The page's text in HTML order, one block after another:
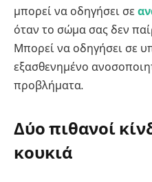
μπορεί να οδηγήσει σε
όταν το σώμα σας δεν
Μπορεί να οδηγήσει σε
εξασθενημένο
προβλήματα.
Δύο πιθανοί
κουκιά